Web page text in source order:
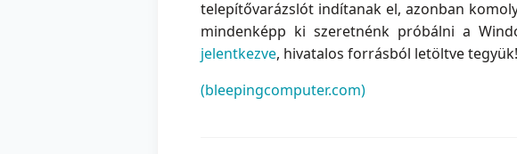
telepítővarázslót indítanak el, azonban
mindenképp ki szeretnénk próbálni a
jelentkezve, hivatalos forrásból letöltve tegyük!
(bleepingcomputer.com)